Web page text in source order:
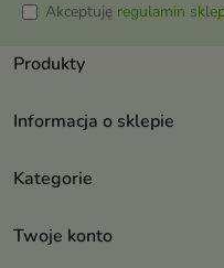
Akceptuję regulamin
Produkty
Informacja o sklepie
Kategorie
Twoje konto